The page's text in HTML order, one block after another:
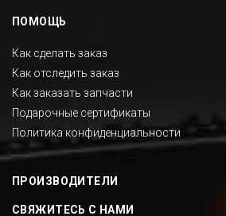
ПОМОЩЬ
Как сделать заказ
Как отследить заказ
Как заказать запчасти
Подарочные сертификаты
Политика конфиденциальности
ПРОИЗВОДИТЕЛИ
СВЯЖИТЕСЬ С НАМИ